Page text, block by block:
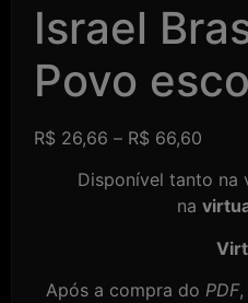
Israel
Povo
R$ 26,66 – R$ 66,60
Disponível tanto na
na
Após a compra do PDF,